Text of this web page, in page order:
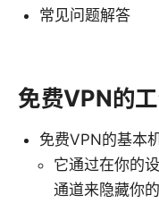
常见问题解答
免费VPN的
免费VPN的基本
它通过在你的
通道来隐藏你